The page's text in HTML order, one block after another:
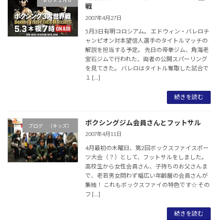
戦
2007年4月27日
5月3日有明コロシアム。 エドウィン・バレロチ
ャンピオン対本望信人選手のタイトルマッチの
解説を担当する予定。 先日の帝拳ジム、角海老
宝石ジムで行われた、両者の公開スパーリング
を見てきた。 バレロはタイトル奪取した試合で
１ […]
続きを読む
ブログ （キッズ） ボクシングジム会員さんとフットサル
2007年4月11日
4月最初の木曜日、第2回ボックスファイスポー
ツ大会（？）として、フットサルをしました。
高校生から女性会員さん、子持ちのお父さんま
で、老若男女問わず幅広い年齢層の会員さんが
集結！ これもボックスファイの特色です☆ その
フ […]
続きを読む